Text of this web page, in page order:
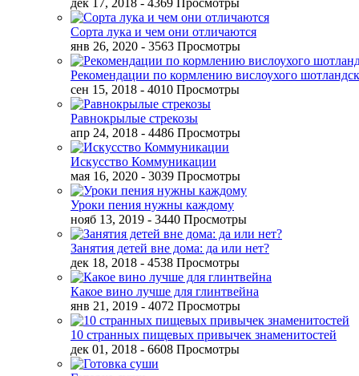
дек 17, 2018 - 4369 Просмотры
Сорта лука и чем они отличаются
янв 26, 2020 - 3563 Просмотры
Рекомендации по кормлению вислоухого
сен 15, 2018 - 4010 Просмотры
Равнокрылые стрекозы
апр 24, 2018 - 4486 Просмотры
Искусство Коммуникации
мая 16, 2020 - 3039 Просмотры
Уроки пения нужны каждому
нояб 13, 2019 - 3440 Просмотры
Занятия детей вне дома: да или нет?
дек 18, 2018 - 4538 Просмотры
Какое вино лучше для глинтвейна
янв 21, 2019 - 4072 Просмотры
10 странных пищевых привычек знаменитостей
дек 01, 2018 - 6608 Просмотры